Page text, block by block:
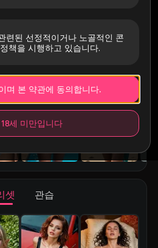
련된 선정적이거나 노골적인 콘
책을 시행하고 있습니다.
며 본 약관에 동의합니다.
세 미만입니다
아 사람 검게 그을린
셋 관습